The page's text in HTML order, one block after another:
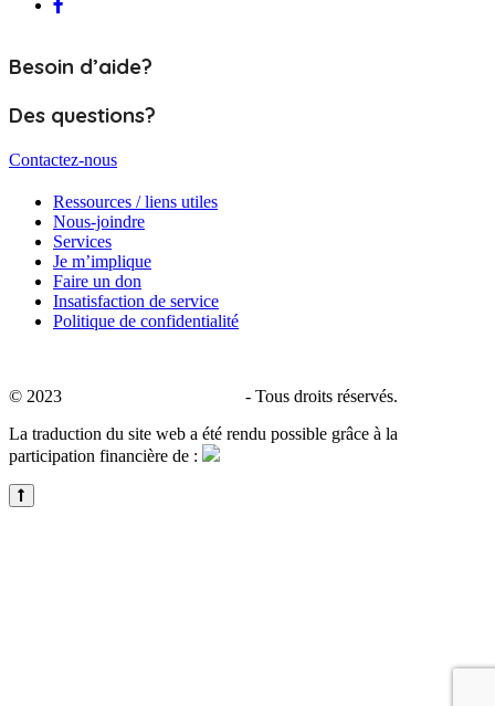
Besoin d’aide?
Des questions?
Contactez-nous
Ressources / liens utiles
Nous-joindre
Services
Je m’implique
Faire un don
Insatisfaction de service
Politique de confidentialité
© 2023
- Tous droits réservés.
La traduction du site web a été rendu possible grâce à la
participation financière de :